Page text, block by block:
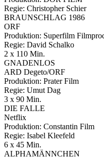
Regie: Christopher Schier
BRAUNSCHLAG 1986
ORF
Produktion: Superfilm
Regie: David Schalko
2 x 110 Min.
GNADENLOS
ARD Degeto/ORF
Produktion: Prater Film
Regie: Umut Dag
3 x 90 Min.
DIE FALLE
Netflix
Produktion: Constantin Film
Regie: Isabel Kleefeld
6 x 45 Min.
ALPHAMÄNNCHEN